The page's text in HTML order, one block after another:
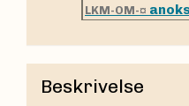
LKM-OM-¤
Beskrivelse